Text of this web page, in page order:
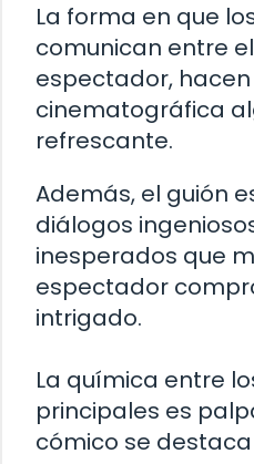
La forma en que
comunican entre
espectador,
cinematográfica
refrescante.
Además, el guión
diálogos
inesperados que
espectador
intrigado.
La química entre
principales es
cómico se